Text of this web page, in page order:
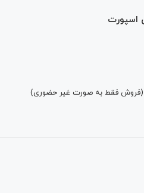
اسپورت
(فروش فقط به صورت غیر حضوری)